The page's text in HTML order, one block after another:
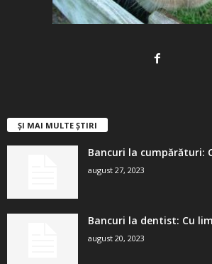
ȘI MAI MULTE ȘTIRI
Bancuri la cumpărături:
august 27, 2023
Bancuri la dentist: Cu
august 20, 2023